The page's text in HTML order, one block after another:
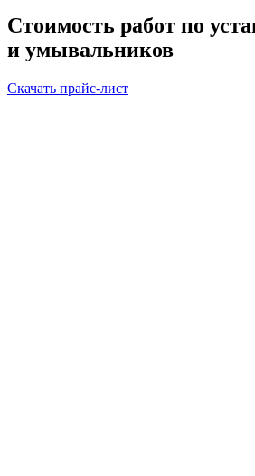
Стоимость работ по
и умывальников
Скачать прайс-лист